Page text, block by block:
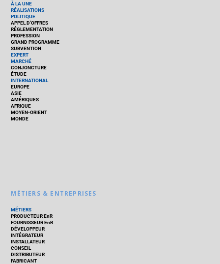
À LA UNE
RÉALISATIONS
POLITIQUE
APPEL D’OFFRES
RÉGLEMENTATION
PROFESSION
GRAND PROGRAMME
SUBVENTION
EXPERT
MARCHÉ
CONJONCTURE
ÉTUDE
INTERNATIONAL
EUROPE
ASIE
AMÉRIQUES
AFRIQUE
MOYEN-ORIENT
MONDE
MÉTIERS & ENTREPRISES
MÉTIERS
PRODUCTEUR EnR
FOURNISSEUR EnR
DÉVELOPPEUR
INTÉGRATEUR
INSTALLATEUR
CONSEIL
DISTRIBUTEUR
FABRICANT